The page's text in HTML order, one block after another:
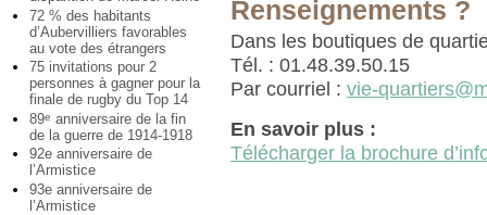
72 % des habitants
d’Aubervilliers favorables
au vote des étrangers
75 invitations pour 2
personnes à gagner pour la
finale de rugby du Top 14
89e anniversaire de la fin
de la guerre de 1914-1918
92e anniversaire de
l’Armistice
93e anniversaire de
l’Armistice
Renseignements ?
Dans les boutiques de
Tél. : 01.48.39.50.15
Par courriel :vie-
En savoir plus :
Télécharger la brochure